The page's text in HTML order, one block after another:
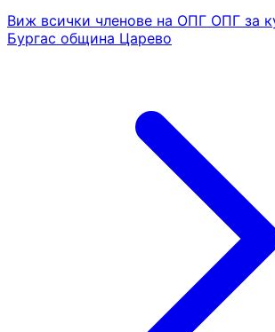
Виж всички членове на ОПГ ОПГ за
Бургас община Царево